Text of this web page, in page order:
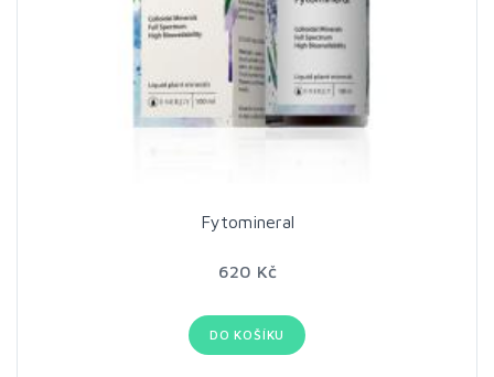
Fytomineral
620 Kč
DO KOŠÍKU